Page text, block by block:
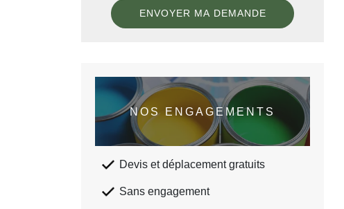
NOS ENGAGEMENTS
Devis et déplacement gratuits
Sans engagement